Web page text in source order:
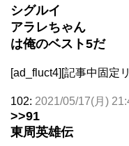
シグルイ
アラレちゃん
は俺のベスト5だ
[ad_fluct4][記事中固定
102: 2021/05/17(月)
>>91
東周英雄伝